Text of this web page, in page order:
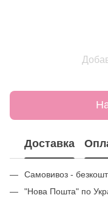
Доставка
Самовивоз -
"Нова Пошта" по